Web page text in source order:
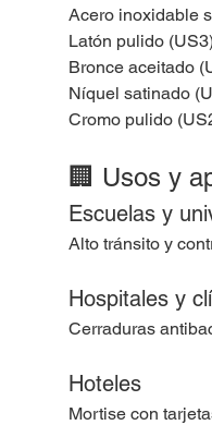
Acero inoxidable
Latón pulido
Bronce aceitado
Níquel satinado
Cromo pulido
🏢 Usos y
Escuelas y
Alto tránsito y
Hospitales y
Cerraduras
Hoteles
Mortise con